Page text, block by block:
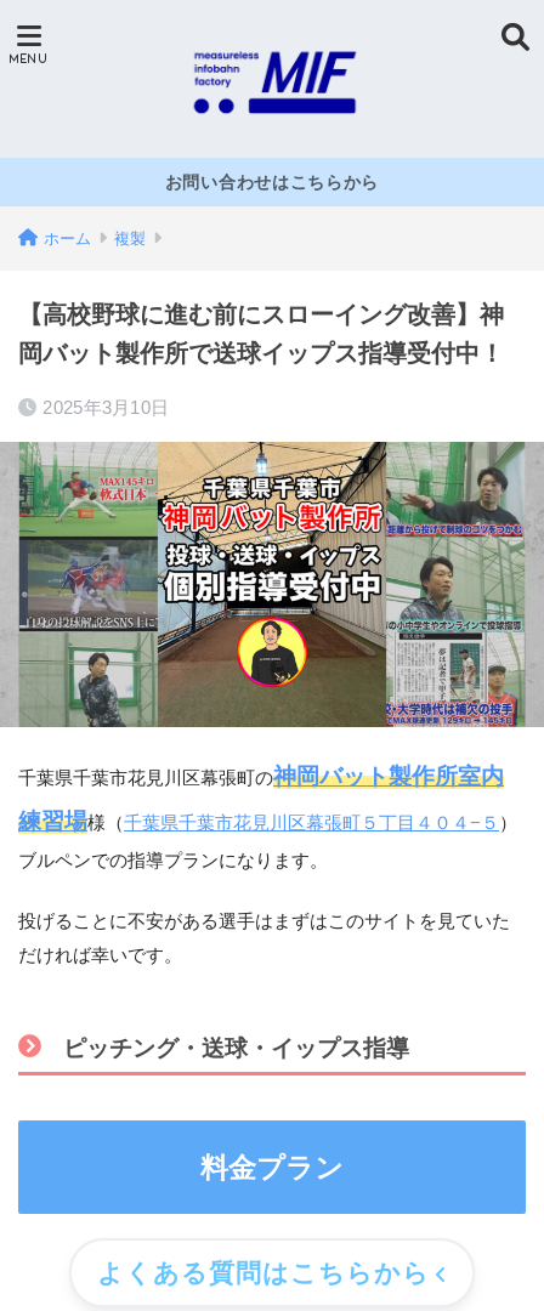
お問い合わせはこちらから
ホーム 複製
【高校野球に進む前にスローイング改善】神
岡バット製作所で送球イップス指導受付中！
2025年3月10日
千葉県千葉市花見川区幕張町の神岡バット製作所室内
練習場様（千葉県千葉市花見川区幕張町５丁目４０４−５ ）
ブルペンでの指導プランになります。
投げることに不安がある選手はまずはこのサイトを見ていた
だければ幸いです。
ピッチング・送球・イップス指導
料金プラン
よくある質問はこちらから